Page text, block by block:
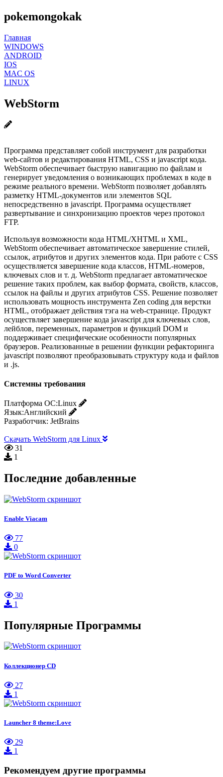
pokemongokak
Главная
WINDOWS
ANDROID
IOS
MAC OS
LINUX
WebStorm
Программа представляет собой инструмент для разработки
web-сайтов и редактирования HTML, CSS и javascript кода.
WebStorm обеспечивает быструю навигацию по файлам и
генерирует уведомления о возникающих проблемах в коде в
режиме реального времени. WebStorm позволяет добавлять
разметку HTML-документов или элементов SQL
непосредственно в javascript. Программа осуществляет
развертывание и синхронизацию проектов через протокол
FTP.
Используя возможности кода HTML/XHTML и XML,
WebStorm обеспечивает автоматическое завершение стилей,
ссылок, атрибутов и других элементов кода. При работе с CSS
осуществляется завершение кода классов, HTML-номеров,
ключевых слов и т. д. WebStorm предлагает автоматическое
решение таких проблем, как выбор формата, свойств, классов,
ссылок на файлы и других атрибутов CSS. Решение позволяет
использовать мощность инструмента Zen coding для верстки
HTML, отображает действия тэга на web-странице. Продукт
осуществляет завершение кода javascript для ключевых слов,
лейблов, переменных, параметров и функций DOM и
поддерживает специфические особенности популярных
браузеров. Реализованные в решении функции рефакторинга
javascript позволяют преобразовывать структуру кода и файлов
и .js.
Системны требования
Платформа ОС:Linux
Язык:Английский
Разработчик: JetBrains
Скачать WebStorm для Linux
31
1
Последние добавленные
Enable Viacam
77
0
PDF to Word Converter
30
1
Популярные Программы
Коллекционер CD
27
1
Launcher 8 theme:Love
29
1
Рекомендуем другие программы